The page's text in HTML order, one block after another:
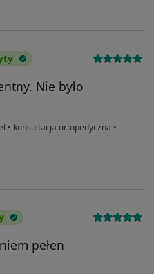
Nie było
• konsultacja ortopedyczna •
pełen